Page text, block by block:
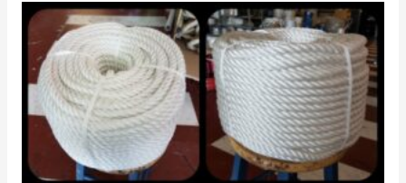
Rango
de
precios:
desde
30,00 €
hasta
85,00 €